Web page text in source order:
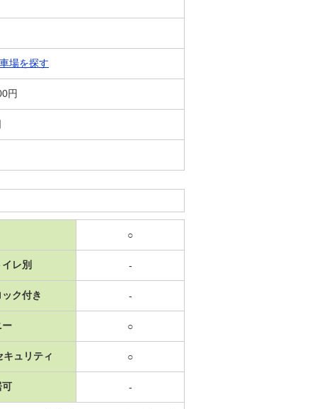
場を探す
円
○
レ別 -
ク付き -
ー ○
キュリティ ○
可 -